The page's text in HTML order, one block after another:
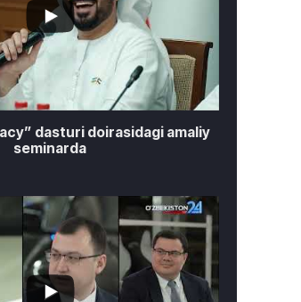
dasturi doirasidagi amaliy
seminarda